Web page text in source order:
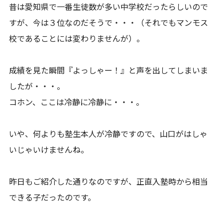
昔は愛知県で一番生徒数が多い中学校だったらしいので
すが、今は３位なのだそうで・・・（それでもマンモス
校であることには変わりませんが）。
成績を見た瞬間『よっしゃー！』と声を出してしまいま
したが・・・。
コホン、ここは冷静に冷静に・・・。
いや、何よりも塾生本人が冷静ですので、山口がはしゃ
いじゃいけませんね。
昨日もご紹介した通りなのですが、正直入塾時から相当
できる子だったのです。